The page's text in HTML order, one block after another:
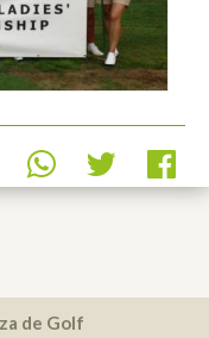
de Golf